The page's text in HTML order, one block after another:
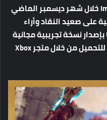
صدرت لعبة Immortals Fenyx Rising خلال شهر ديسمبر الماضي
على صعيد النقاد وأراء
اللاعبين ، وقد قامت شركة Ubisoft بإصدار نسخة تجريبية مجانية
(Demo) من اللعبة أصبحت متوفرة للتحميل من خلال متجر Xbox